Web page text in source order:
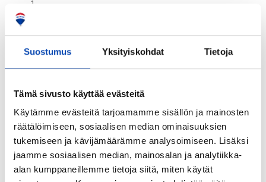
Suostumus Yksityiskohdat Tietoja
Tämä sivusto käyttää evästeitä
Käytämme evästeitä tarjoamamme sisällön ja mainosten
räätälöimiseen, sosiaalisen median ominaisuuksien
tukemiseen ja kävijämäärämme analysoimiseen. Lisäksi
jaamme sosiaalisen median, mainosalan ja analytiikka-
alan kumppaneillemme tietoja siitä, miten käytät
1
WC-istuin, pesuallas, allaskaappi, lattialämmitys ja
peilikaappi
Lattiamateriaalit:
Muovimatto